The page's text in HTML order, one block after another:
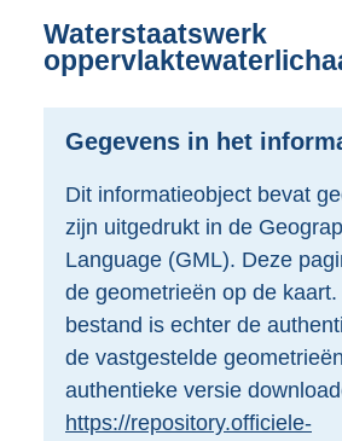
5
Waterstaatswerk
Gegevens in het
Dit informatieobject bevat
zijn uitgedrukt in de
Language (GML). Deze
de geometrieën op de
bestand is echter de
de vastgestelde
authentieke versie
https://repository.officiele-